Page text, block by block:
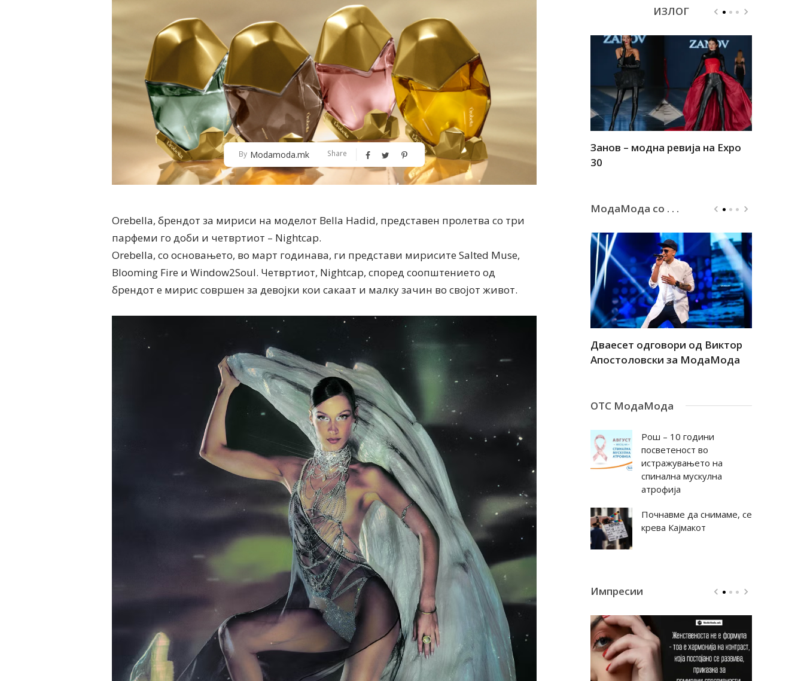
By Modamoda.mk Share
Orebella, брендот за мириси на моделот Bella Hadid, представен пролетва со три
парфеми го доби и четвртиот – Nightcap.
Orebella, со основањето, во март годинава, ги представи мирисите Salted Muse,
Blooming Fire и Window2Soul. Четвртиот, Nightcap, според соопштението од
брендот е мирис совршен за девојки кои сакаат и малку зачин во својот живот.
ИЗЛОГ
Алшар – модна ревија на Expo
30
Филигрански обетки
Занов – модна ревија на Expo
30
МодаМода со . . .
Дваесет одговори од Милена
Антовска за МодаМода
Дваесет одговори за
МодаМода со Александар
Ристовски Принц
Дваесет одговори од Виктор
Апостоловски за МодаМода
ОТС МодаМода
Рош – 10 години
посветеност во
истражувањето на
спинална мускулна
атрофија
Почнавме да снимаме, се
крева Кајмакот
Импресии